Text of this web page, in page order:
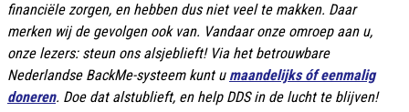
financiële zorgen, en hebben dus niet veel te makken. Daar
merken wij de gevolgen ook van. Vandaar onze omroep aan u,
onze lezers: steun ons alsjeblieft! Via het betrouwbare
Nederlandse BackMe-systeem kunt u maandelijks óf eenmalig
doneren. Doe dat alstublieft, en help DDS in de lucht te blijven!